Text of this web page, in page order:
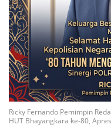
Ricky Fernando Pemimpin
HUT Bhayangkara ke-80,